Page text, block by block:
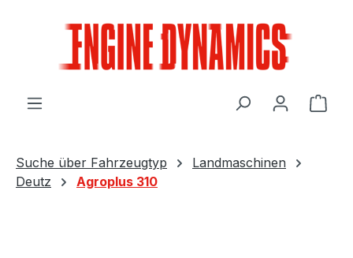
Le
Suche über Fahrzeugtyp
Landmaschinen
Deutz
Agroplus 310